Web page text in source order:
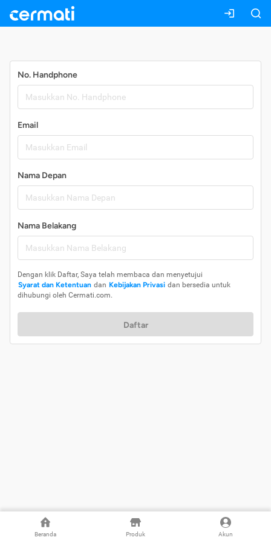
Beranda Produk Akun
No. Handphone
Email
Nama Depan
Nama Belakang
Dengan klik Daftar, Saya telah membaca dan menyetujui
Syarat dan Ketentuan dan Kebijakan Privasi dan bersedia untuk
dihubungi oleh Cermati.com.
Daftar